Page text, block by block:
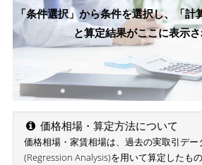
「条件選択」から条件を選択し、「
と算定結果がここに表示
価格相場・算定方法について
価格相場・家賃相場は、過去の実取引デ
(Regression Analysis)を用いて算定したも